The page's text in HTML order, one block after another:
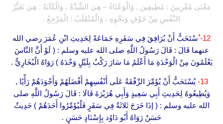
مَعْنَى مُقْرِنِينَ : مُطِيقِينَ , وَالْوَعْثَاءُ – هِيَ الشِّدَّةُ ، وَالْكَآبَةُ : هِيَ تَغَيُّرُ
النَّفْسِ مِنْ خَوْفٍ وَنَحْوِهِ ، وَالْمُنْقَلَبُ : الْمَرْجِعُ .
12-
ُسْتَحَبُّ أَنْ يُرَافِقَ فِي سَفَرِهِ جَمَاعَةً لِحَدِيثِ ابْنِ عُمَرَ رضي الله
عنهما قَالَ : قَالَ رَسُولُ اللَّهِ صلى الله عليه وسلم : ( لَوْ أَنَّ النَّاسَ
يَعْلَمُونَ مِنْ الْوَحْدَةِ مَا أَعْلَمُ مَا سَارَ رَكْبٌ بِلَيْلٍ وَحْدَهُ ) رَوَاهُ الْبُخَارِيُّ .
13- يُسْتَحَبُّ أَنْ يُؤَمِّرَ الرِّفْقَةُ عَلَى أَنْفُسِهِمْ أَفْضَلَهُمْ وَأَجْوَدَهُمْ رَأْيًا ,
وَيُطِيعُوهُ لِحَدِيثِ أَبِي سَعِيدٍ وَأَبِي هُرَيْرَةَ قَالَا : قَالَ رَسُولُ اللَّهِ صلى
الله عليه وسلم : ( إذَا خَرَجَ ثَلاثَةٌ فِي سَفَرٍ فَلْيُؤَمِّرُوا أَحَدَهُمْ ) حَدِيثٌ
حَسَنٌ رَوَاهُ أَبُو دَاوُد بِإِسْنَادٍ حَسَنٍ .